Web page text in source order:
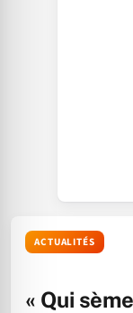
ACTUALITÉS
« Qui